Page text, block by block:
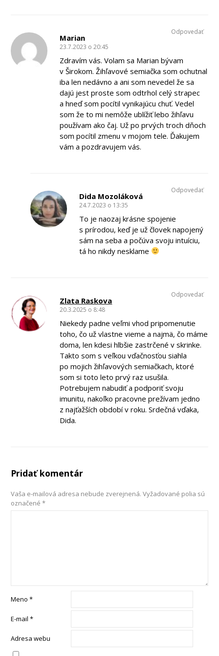
Marian
23.7.2023 o 20:45
Zdravím vás. Volam sa Marian bývam
v Širokom. Žihľavové semiačka som ochutnal
iba len nedávno a ani som nevedel že sa
dajú jest proste som odtrhol celý strapec
a hneď som pocítil vynikajúcu chuť. Vedel
som že to mi nemôže ublížiť lebo žihľavu
používam ako čaj. Už po prvých troch dňoch
som pocítil zmenu v mojom tele. Ďakujem
vám a pozdravujem vás.
Odpovedať
Dida Mozoláková
24.7.2023 o 13:35
To je naozaj krásne spojenie
s prírodou, keď je už človek napojený
sám na seba a počúva svoju intuíciu,
tá ho nikdy nesklame
Odpovedať
Zlata Raskova
20.3.2025 o 8:48
Niekedy padne veľmi vhod pripomenutie
toho, čo už vlastne vieme a najmä, čo máme
doma, len kdesi hlbšie zastrčené v skrinke.
Takto som s veľkou vďačnosťou siahla
po mojich žihľavových semiačkach, ktoré
som si toto leto prvý raz usušila.
Potrebujem nabudiť a podporiť svoju
imunitu, nakoľko pracovne prežívam jedno
z najťažších období v roku. Srdečná vďaka,
Dida.
Odpovedať
Pridať komentár
Vaša e-mailová adresa nebude zverejnená. Vyžadované polia sú
označené*
Meno*
E-mail*
Adresa webu